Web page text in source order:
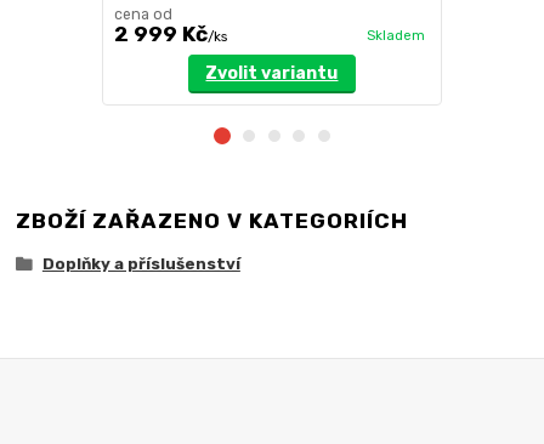
cena od
2 999 Kč/ks Skladem
Zvolit variantu
ZBOŽÍ ZAŘAZENO V KATEGORIÍCH
Doplňky a příslušenství